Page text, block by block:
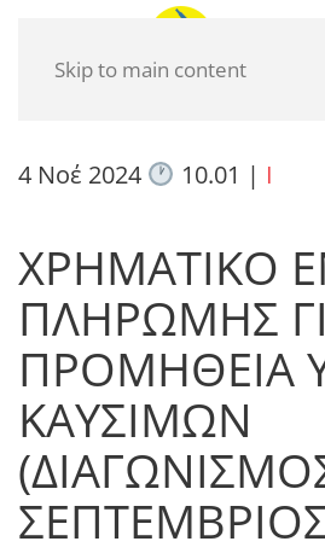
Skip to main content
4 Νοέ 2024 10.01 | I
ΧΡΗΜΑΤΙΚΟ
ΠΛΗΡΩΜΗΣ
ΠΡΟΜΗΘΕΙΑ
ΚΑΥΣΙΜΩΝ